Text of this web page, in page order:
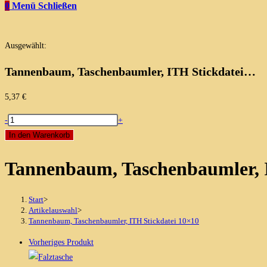
0 Menü Schließen
Ausgewählt:
Tannenbaum, Taschenbaumler, ITH Stickdatei…
5,37 €
Tannenbaum,
Taschenbaumler,
Stickdatei
-
+
In den Warenkorb
Tannenbaum,
Start>
Artikelauswahl>
Tannenbaum, Taschenbaumler, ITH Stickdatei 10×10
Vorheriges Produkt